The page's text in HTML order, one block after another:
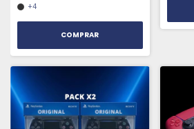
+4
COMPRAR